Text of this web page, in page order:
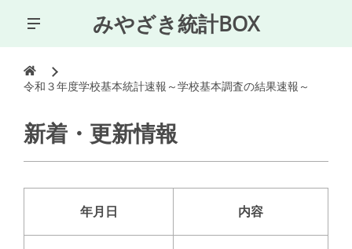
みやざき統計BOX
令和３年度学校基本統計速報～学校基本調査の結果速報～
新着・更新情報
年月日 内容